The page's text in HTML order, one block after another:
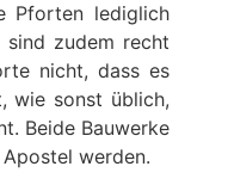
Pforten lediglich
sind zudem recht
nicht, dass es
wie sonst üblich,
Beide Bauwerke
werden.